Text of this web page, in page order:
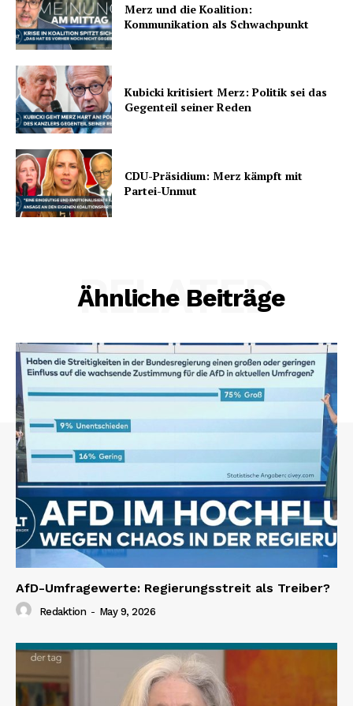
Merz und die Koalition:
Kommunikation als Schwachpunkt
Kubicki kritisiert Merz: Politik sei das
Gegenteil seiner Reden
CDU-Präsidium: Merz kämpft mit
Partei-Unmut
Ähnliche Beiträge
RELATED
AfD-Umfragewerte: Regierungsstreit als Treiber?
Redaktion - May 9, 2026